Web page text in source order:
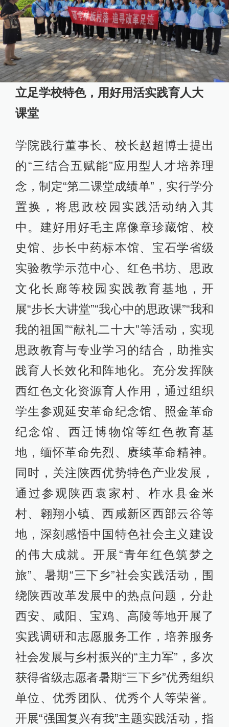
立足学校特色，用好用活实践育人大
课堂
学院践行董事长、校长赵超博士提出
的“三结合五赋能”应用型人才培养理
念，制定“第二课堂成绩单”，实行学分
置换，将思政校园实践活动纳入其
中。建好用好毛主席像章珍藏馆、校
史馆、步长中药标本馆、宝石学省级
实验教学示范中心、红色书坊、思政
文化长廊等校园实践教育基地，开
展“步长大讲堂”“我心中的思政课”“我和
我的祖国”“献礼二十大”等活动，实现
思政教育与专业学习的结合，助推实
践育人长效化和阵地化。充分发挥陕
西红色文化资源育人作用，通过组织
学生参观延安革命纪念馆、照金革命
纪念馆、西迁博物馆等红色教育基
地，缅怀革命先烈、赓续革命精神。
同时，关注陕西优势特色产业发展，
通过参观陕西袁家村、柞水县金米
村、翱翔小镇、西咸新区西部云谷等
地，深刻感悟中国特色社会主义建设
的伟大成就。开展“青年红色筑梦之
旅”、暑期“三下乡”社会实践活动，围
绕陕西改革发展中的热点问题，分赴
西安、咸阳、宝鸡、高陵等地开展了
实践调研和志愿服务工作，培养服务
社会发展与乡村振兴的“主力军”，多次
获得省级志愿者暑期“三下乡”优秀组织
单位、优秀团队、优秀个人等荣誉。
开展“强国复兴有我”主题实践活动，指